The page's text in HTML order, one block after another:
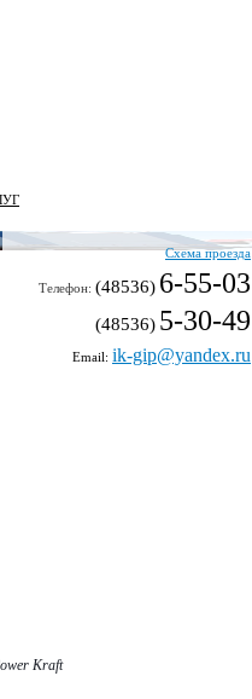
Схема проезда
Телефон: (48536) 6-55-03
(48536) 5-30-49
Email: ik-gip@yandex.ru
Kraft